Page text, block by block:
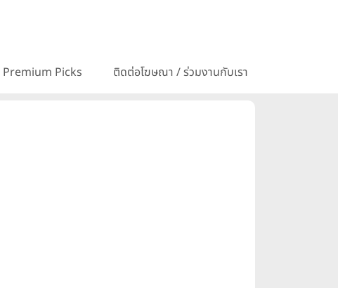
Premium Picks ติดต่อโฆษณา / ร่วมงานกับเรา